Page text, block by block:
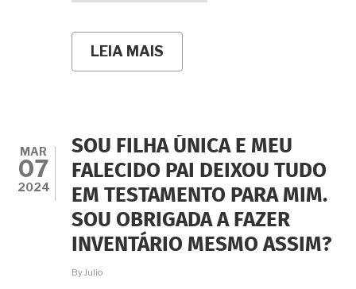
LEIA MAIS
SOU
JÁ
FALECIDOS
MAS
TENHO
VÁRIOS
IRMÃOS
E
PRETENDO
BENEFICIAR
MAR
07
2024
SOU FILHA ÚNICA E MEU
FALECIDO PAI DEIXOU TUDO
EM TESTAMENTO PARA MIM.
SOU OBRIGADA A FAZER
INVENTÁRIO MESMO ASSIM?
By Julio